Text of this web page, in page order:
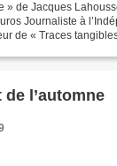
» de Jacques
Journaliste à
de « Traces
l’automne